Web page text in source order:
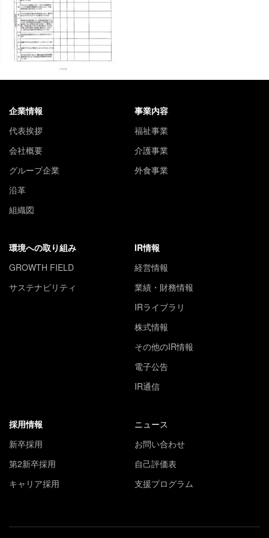
企業情報
代表挨拶
会社概要
グループ企業
沿革
組織図
事業内容
福祉事業
介護事業
外食事業
環境への取り組み
GROWTH FIELD
サステナビリティ
IR情報
経営情報
業績・財務情報
IRライブラリ
株式情報
その他のIR情報
電子公告
IR通信
採用情報
新卒採用
第2新卒採用
キャリア採用
ニュース
お問い合わせ
自己評価表
支援プログラム